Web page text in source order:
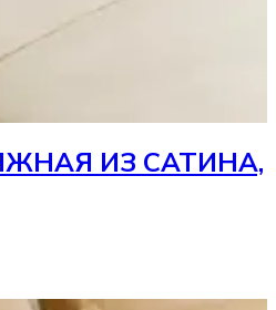
ИЗ САТИНА,